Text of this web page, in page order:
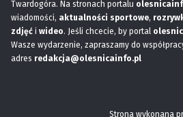
Twardogóra. Na stronach portalu
wiadomości, aktualności sportowe,
zdjęć i wideo. Jeśli chcecie, by portal
Wasze wydarzenie, zapraszamy do
adres redakcja@olesnicainfo.pl
Strona wykonana